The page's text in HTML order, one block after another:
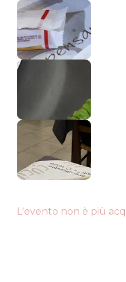
L'evento non è più